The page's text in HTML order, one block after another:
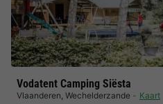
Vodatent Camping Siësta
Vlaanderen, Wechelderzande Kaart